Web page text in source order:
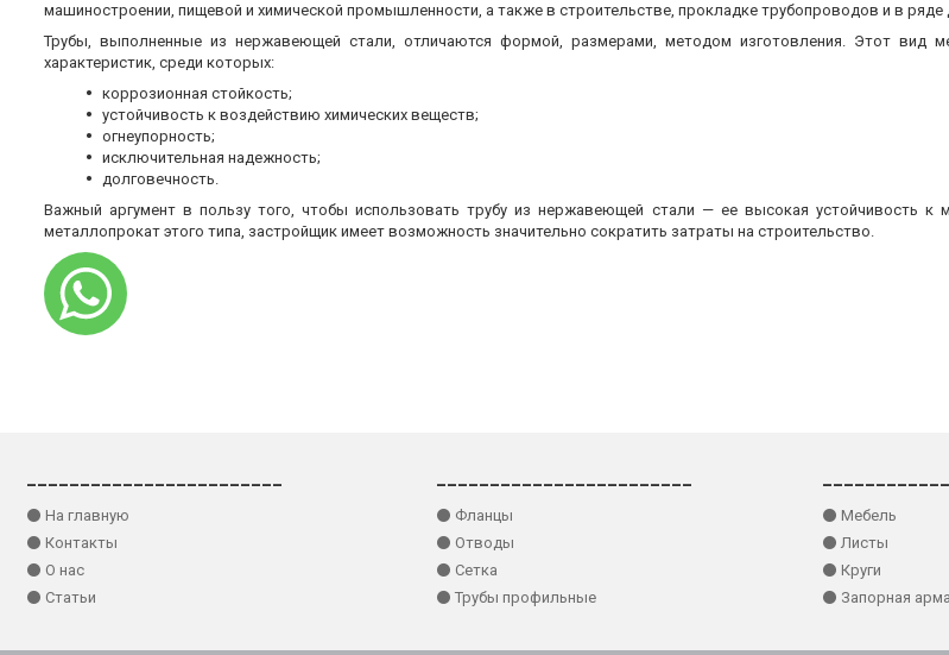
машиностроении, пищевой и химической промышленности, а также в строительстве, прокладке трубопроводов и в ряде
Трубы, выполненные из нержавеющей стали, отличаются формой, размерами, методом изготовления. Этот вид
характеристик, среди которых:
коррозионная стойкость;
устойчивость к воздействию химических веществ;
огнеупорность;
исключительная надежность;
долговечность.
Важный аргумент в пользу того, чтобы использовать трубу из нержавеющей стали — ее высокая устойчивость к
металлопрокат этого типа, застройщик имеет возможность значительно сократить затраты на строительство.
⚫ На главную
⚫ Контакты
⚫ О нас
⚫ Статьи
⚫ Фланцы
⚫ Отводы
⚫ Сетка
⚫ Трубы профильные
⚫ Мебель
⚫ Листы
⚫ Круги
⚫ Запорная